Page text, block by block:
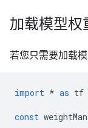
加载模型权
若您只需要加载
import * as tf
const